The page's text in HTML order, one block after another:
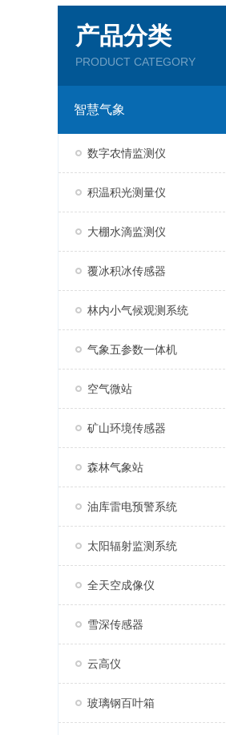
产品分类
PRODUCT CATEGORY
智慧气象
数字农情监测仪
积温积光测量仪
大棚水滴监测仪
覆冰积冰传感器
林内小气候观测系统
气象五参数一体机
空气微站
矿山环境传感器
森林气象站
油库雷电预警系统
太阳辐射监测系统
全天空成像仪
雪深传感器
云高仪
玻璃钢百叶箱